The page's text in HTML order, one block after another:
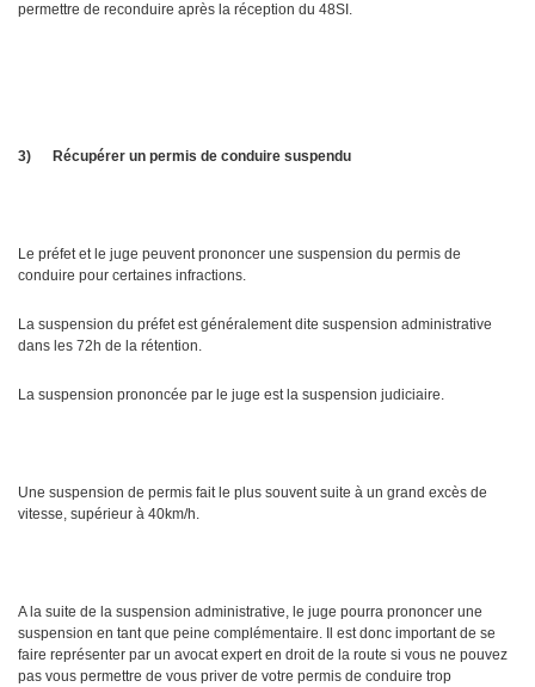
permettre de reconduire après la réception du 48SI.
3) Récupérer un permis de conduire suspendu
Le préfet et le juge peuvent prononcer une suspension du permis de
conduire pour certaines infractions.
La suspension du préfet est généralement dite suspension administrative
dans les 72h de la rétention.
La suspension prononcée par le juge est la suspension judiciaire.
Une suspension de permis fait le plus souvent suite à un grand excès de
vitesse, supérieur à 40km/h.
A la suite de la suspension administrative, le juge pourra prononcer une
suspension en tant que peine complémentaire. Il est donc important de se
faire représenter par un avocat expert en droit de la route si vous ne pouvez
pas vous permettre de vous priver de votre permis de conduire trop